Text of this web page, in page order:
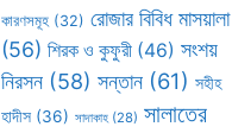
কারণসমূহ (32) রোজার বিবিধ মাসয়ালা
(56) শিরক ও কুফুরী (46) সংশয়
নিরসন (58) সন্তান (61) সহীহ
হাদীস (36) সাদাকাহ (28) সালাতের